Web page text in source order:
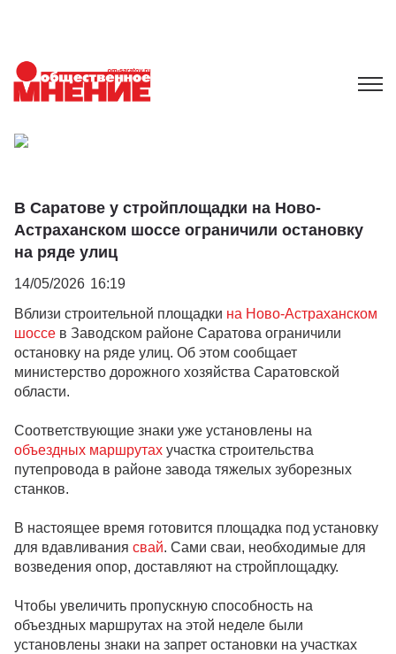
В Саратове у стройплощадки на Ново-
Астраханском шоссе ограничили остановку
на ряде улиц
14/05/2026 16:19
Вблизи строительной площадки на Ново-Астраханском
шоссе в Заводском районе Саратова ограничили
остановку на ряде улиц. Об этом сообщает
министерство дорожного хозяйства Саратовской
области.
Соответствующие знаки уже установлены на
объездных маршрутах участка строительства
путепровода в районе завода тяжелых зуборезных
станков.
В настоящее время готовится площадка под установку
для вдавливания свай. Сами сваи, необходимые для
возведения опор, доставляют на стройплощадку.
Чтобы увеличить пропускную способность на
объездных маршрутах на этой неделе были
установлены знаки на запрет остановки на участках